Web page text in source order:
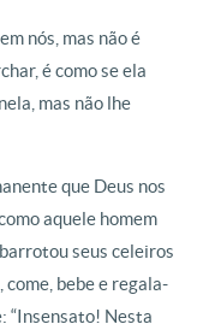
nós, mas não é
é como se ela
mas não lhe
que Deus nos
aquele homem
seus celeiros
come, bebe e regala-
“Insensato! Nesta